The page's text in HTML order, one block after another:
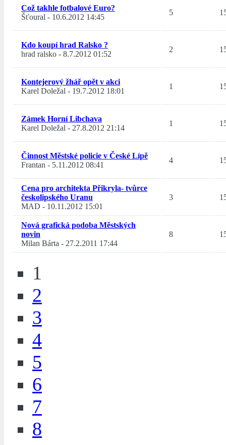
Což takhle fotbalové Euro?
Šťoural - 10.6.2012 14:45
5
Kdo koupí hrad Ralsko ?
hrad ralsko - 8.7.2012 01:52
2
Kontejerový žhář opět v akci
Karel Doležal - 19.7.2012 18:01
1
Zámek Horní Libchava
Karel Doležal - 27.8.2012 21:14
1
Činnost Městské policie v České Lípě
Frantan - 5.11.2012 08:41
4
Cena pro architekta Přikryla- tvůrce
českolipského Uranu
MAD - 10.11.2012 15:01
3
Nová grafická podoba Městských
novin
Milan Bárta - 27.2.2011 17:44
8
1
2
3
4
5
6
7
8